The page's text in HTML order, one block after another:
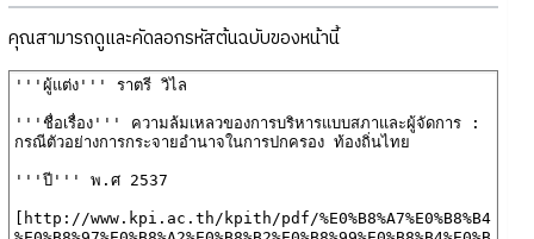
คุณสามารถดูและคัดลอกรหัสต้นฉบับของหน้านี้